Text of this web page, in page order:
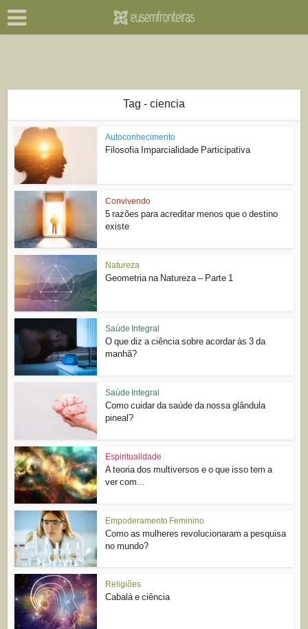
Tag - ciencia
Autoconhecimento
Filosofia Imparcialidade Participativa
Convivendo
5 razões para acreditar menos que o destino
existe
Natureza
Geometria na Natureza – Parte 1
Saúde Integral
O que diz a ciência sobre acordar às 3 da
manhã?
Saúde Integral
Como cuidar da saúde da nossa glândula
pineal?
Espiritualidade
A teoria dos multiversos e o que isso tem a
ver com...
Empoderamento Feminino
Como as mulheres revolucionaram a pesquisa
no mundo?
Religiões
Cabalá e ciência